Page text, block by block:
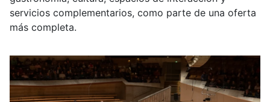
servicios complementarios, como parte de una oferta
más completa.